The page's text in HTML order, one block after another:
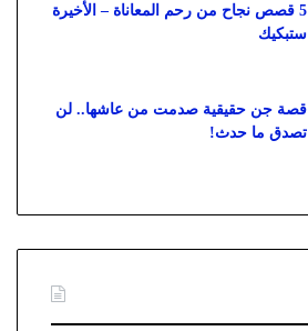
5 قصص نجاح من رحم المعاناة – الأخيرة
ستبكيك
قصة جن حقيقية صدمت من عاشها.. لن
تصدق ما حدث!